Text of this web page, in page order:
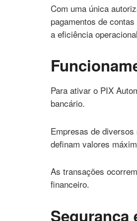
Com uma única
pagamentos de
a eficiência
Para ativar o PIX
bancário.
Empresas de
definam valores
As transações
financeiro.
Segurança